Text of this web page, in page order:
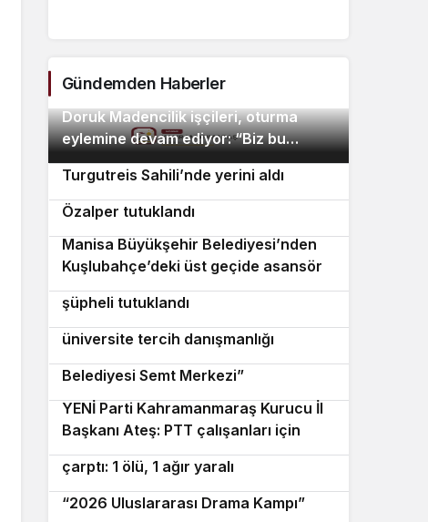
Gündemden Haberler
Doruk Madencilik işçileri, oturma
eylemine devam ediyor: “Biz bu
ödemelerde mutabık değiliz”
2
Turgutreis Sahili’nde yerini aldı
Özalper tutuklandı
4
Manisa Büyükşehir Belediyesi’nden
Kuşlubahçe’deki üst geçide asansör
kolaylığı
5
İzmir’de uyuşturucu operasyonunda 2
şüpheli tutuklandı
6
Urla Belediyesi’nden ücretsiz
üniversite tercih danışmanlığı
Hayata yeniden açılan kapı: “Konak
Belediyesi Semt Merkezi”
8
YENİ Parti Kahramanmaraş Kurucu İl
Başkanı Ateş: PTT çalışanları için
vicdan istiyorum
9
Marmaris’te motosiklet minibüse
çarptı: 1 ölü, 1 ağır yaralı
10
Avrupa’dan İzmir’e drama köprüsü:
“2026 Uluslararası Drama Kampı”